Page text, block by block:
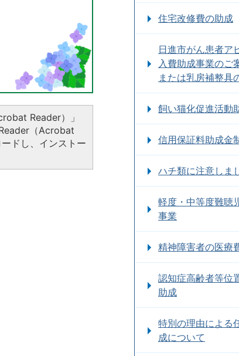
Reader）」
（Acrobat
ドし、インストー
住宅改修費の助成
日進市がん患者ア
入費助成事業のご
または乳房補整具
飼い猫化促進活動
信用保証料助成金
ハチ類に注意しま
軽度・中等度難聴
事業
精神障害者の医療
認知症高齢者等位
助成
特別の理由による
成について